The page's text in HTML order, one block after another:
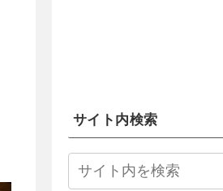
サイト内検索